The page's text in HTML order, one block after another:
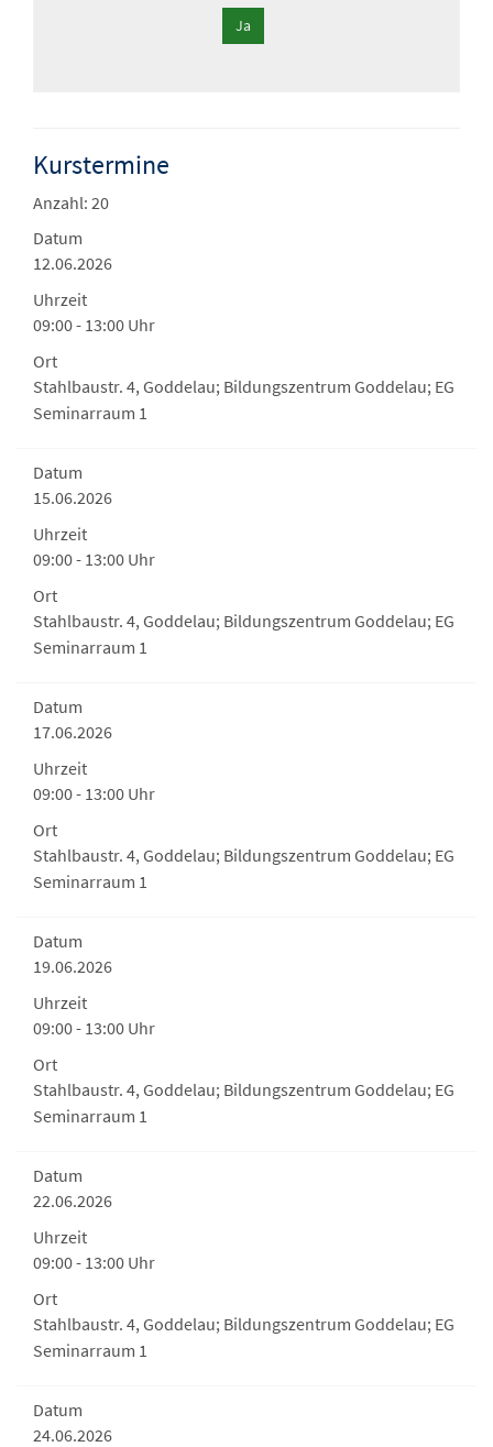
Ja
Kurstermine
Anzahl: 20
Datum
12.06.2026
Uhrzeit
09:00 - 13:00 Uhr
Ort
Stahlbaustr. 4, Goddelau; Bildungszentrum Goddelau; EG
Seminarraum 1
Datum
15.06.2026
Uhrzeit
09:00 - 13:00 Uhr
Ort
Stahlbaustr. 4, Goddelau; Bildungszentrum Goddelau; EG
Seminarraum 1
Datum
17.06.2026
Uhrzeit
09:00 - 13:00 Uhr
Ort
Stahlbaustr. 4, Goddelau; Bildungszentrum Goddelau; EG
Seminarraum 1
Datum
19.06.2026
Uhrzeit
09:00 - 13:00 Uhr
Ort
Stahlbaustr. 4, Goddelau; Bildungszentrum Goddelau; EG
Seminarraum 1
Datum
22.06.2026
Uhrzeit
09:00 - 13:00 Uhr
Ort
Stahlbaustr. 4, Goddelau; Bildungszentrum Goddelau; EG
Seminarraum 1
Datum
24.06.2026